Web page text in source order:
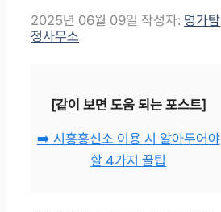
2025년 06월 09일 작성자: 명가탐
정사무소
[같이 보면 도움 되는 포스트]
➡️ 시흥흥신소 이용 시 알아두어야
할 4가지 꿀팁